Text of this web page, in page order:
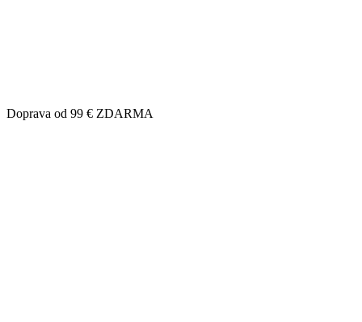
Doprava od 99 € ZDARMA